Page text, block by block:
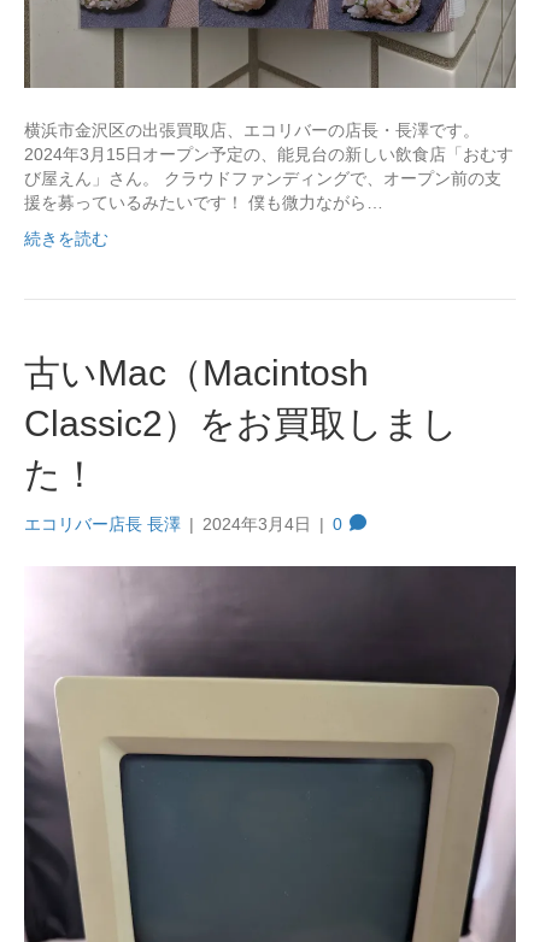
横浜市金沢区の出張買取店、エコリバーの店長・長澤です。
2024年3月15日オープン予定の、能見台の新しい飲食店「おむす
び屋えん」さん。 クラウドファンディングで、オープン前の支
援を募っているみたいです！ 僕も微力ながら…
続きを読む
古いMac（Macintosh
Classic2）をお買取しまし
た！
エコリバー店長 長澤 | 2024年3月4日 | 0